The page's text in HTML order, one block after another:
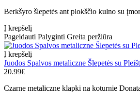
Berkšyro šlepetės ant plokščio kulno su
Į krepšelį
Pageidauti Palyginti Greita peržiūra
Į krepšelį
Juodos Spalvos metaliczne Šlepetės su
20.99€
Czarne metaliczne klapki na koturnie